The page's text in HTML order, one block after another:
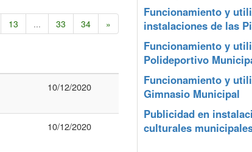
13 ... 33 34 »
10/12/2020
10/12/2020
Funcionamiento y
instalaciones de las
Funcionamiento y
Polideportivo
Funcionamiento y
Gimnasio Municipal
Publicidad en
culturales